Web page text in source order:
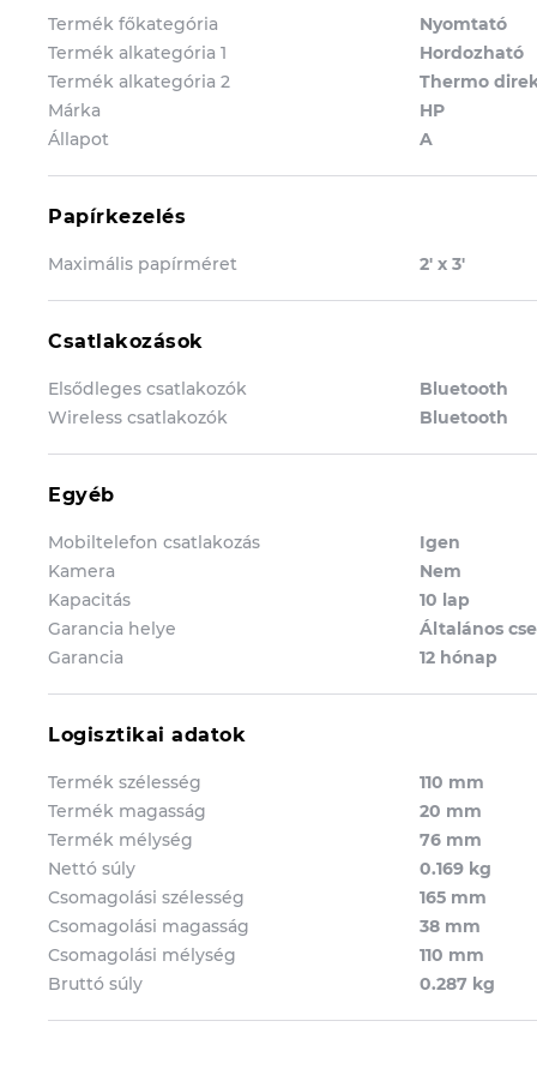
Termék főkategória
Nyomtató
Termék alkategória 1
Hordozható
Termék alkategória 2
Thermo
Márka
HP
Állapot
A
Papírkezelés
Maximális papírméret 2' x 3'
Csatlakozások
Elsődleges csatlakozók
Bluetooth
Wireless csatlakozók
Bluetooth
Egyéb
Mobiltelefon csatlakozás
Igen
Kamera
Nem
Kapacitás
10 lap
Garancia helye
Általános
Garancia
12 hónap
Logisztikai adatok
Termék szélesség
110 mm
Termék magasság
20 mm
Termék mélység
76 mm
Nettó súly
0.169 kg
Csomagolási szélesség
165 mm
Csomagolási magasság
38 mm
Csomagolási mélység
110 mm
Bruttó súly
0.287 kg